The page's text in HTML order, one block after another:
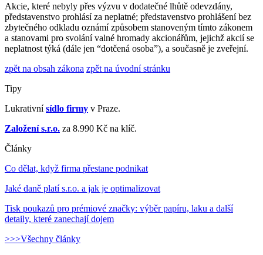
Akcie, které nebyly přes výzvu v dodatečné lhůtě odevzdány,
představenstvo prohlásí za neplatné; představenstvo prohlášení bez
zbytečného odkladu oznámí způsobem stanoveným tímto zákonem
a stanovami pro svolání valné hromady akcionářům, jejichž akcií se
neplatnost týká (dále jen “dotčená osoba”), a současně je zveřejní.
zpět na obsah zákona zpět na úvodní stránku
Tipy
Lukrativnísídlo firmy v Praze.
Založení s.r.o. za 8.990 Kč na klíč.
Články
Co dělat, když firma přestane podnikat
Jaké daně platí s.r.o. a jak je optimalizovat
Tisk poukazů pro prémiové značky: výběr papíru, laku a další
detaily, které zanechají dojem
>>>Všechny články